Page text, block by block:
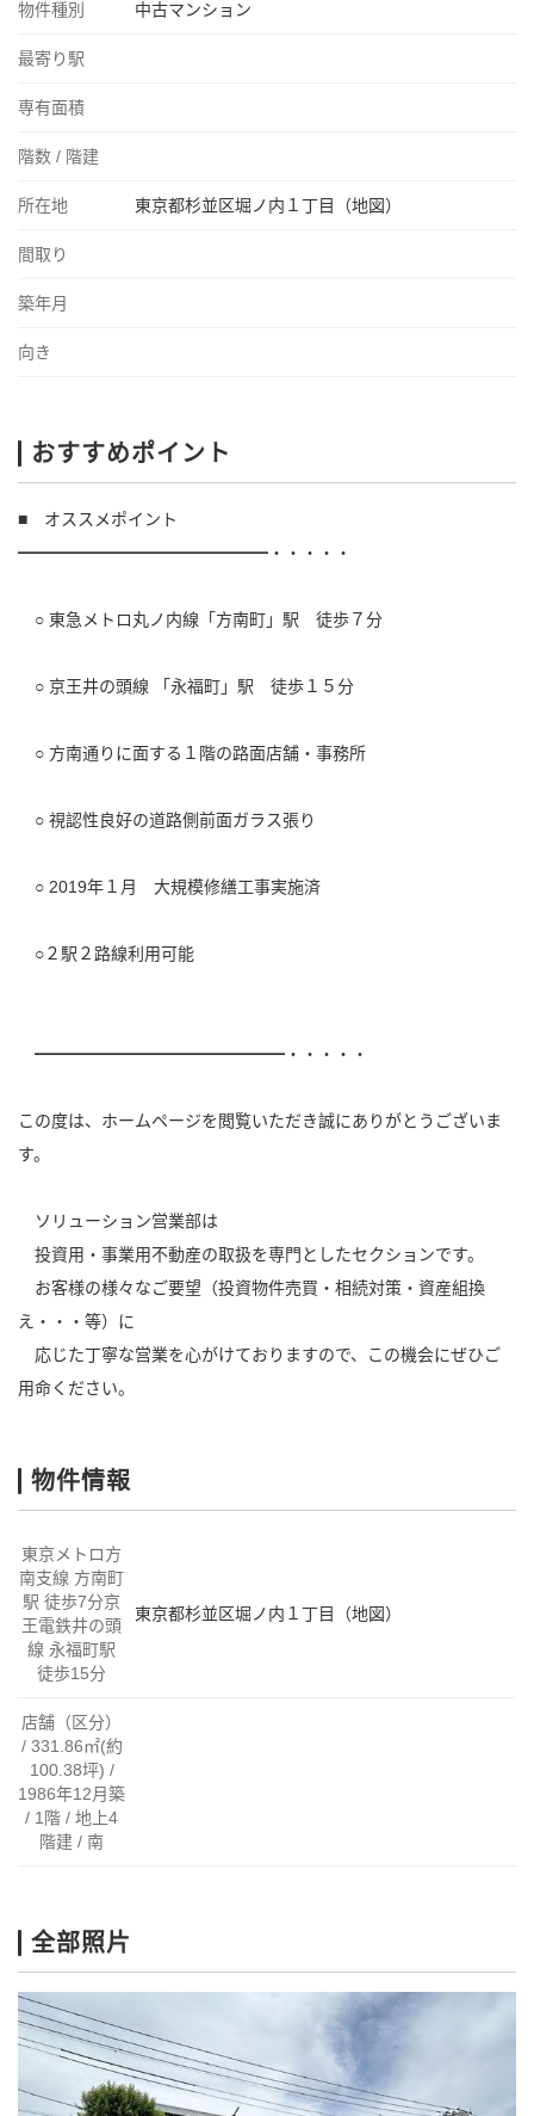
物件種別 中古マンション
最寄り駅
専有面積
階数 / 階建
所在地 東京都杉並区堀ノ内１丁目（地図）
間取り
築年月
向き
おすすめポイント
■ オススメポイント
━━━━━━━━━━━━━━━・・・・・
○ 東急メトロ丸ノ内線「方南町」駅 徒歩７分
○ 京王井の頭線 「永福町」駅 徒歩１５分
○ 方南通りに面する１階の路面店舗・事務所
○ 視認性良好の道路側前面ガラス張り
○ 2019年１月 大規模修繕工事実施済
○２駅２路線利用可能
━━━━━━━━━━━━━━━・・・・・
この度は、ホームページを閲覧いただき誠にありがとうございま
す。
ソリューション営業部は
投資用・事業用不動産の取扱を専門としたセクションです。
お客様の様々なご要望（投資物件売買・相続対策・資産組換
え・・・等）に
応じた丁寧な営業を心がけておりますので、この機会にぜひご
用命ください。
物件情報
東京メトロ方
南支線 方南町
駅 徒歩7分京
王電鉄井の頭
線 永福町駅
徒歩15分
東京都杉並区堀ノ内１丁目（地図）
店舗（区分）
/ 331.86㎡(約
100.38坪) /
1986年12月築
/ 1階 / 地上4
階建 / 南
全部照片